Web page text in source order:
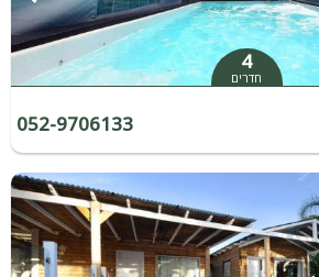
4
חדרים
052-9706133